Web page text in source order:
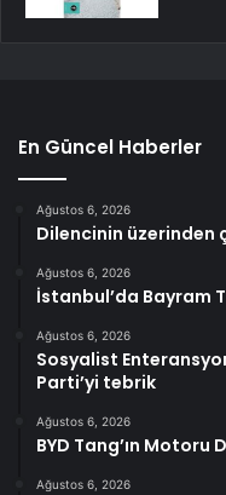
En Güncel Haberler
Ağustos 6, 2026
Dilencinin üzerinden
Ağustos 6, 2026
İstanbul’da Bayram
Ağustos 6, 2026
Sosyalist
Parti’yi tebrik
Ağustos 6, 2026
BYD Tang’ın
Ağustos 6, 2026